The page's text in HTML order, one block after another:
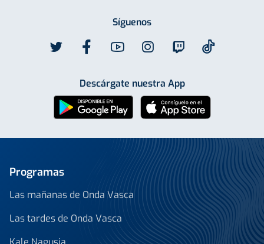
Síguenos
Descárgate nuestra App
Programas
Las mañanas de Onda Vasca
Las tardes de Onda Vasca